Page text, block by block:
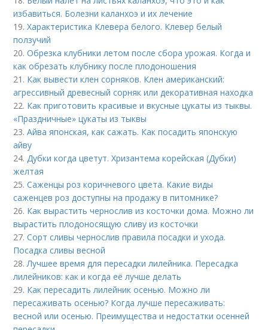
избавиться. Болезни каланхоэ и их лечение
19.Характеристика Клевера белого. Клевер белый
ползучий
20.Обрезка клубники летом после сбора урожая. Когда и
как обрезать клубнику после плодоношения
21. Как вывести клен сорняков. Клен американский:
агрессивный древесный сорняк или декоративная находка
22. Как приготовить красивые и вкусные цукаты из тыквы.
«Праздничные» цукаты из тыквы
23.Айва японская, как сажать. Как посадить японскую
айву
24.Дубки когда цветут. Хризантема корейская (Дубки)
желтая
25.Саженцы роз коричневого цвета. Какие виды
саженцев роз доступны на продажу в питомнике?
26. Как вырастить чернослив из косточки дома. Можно ли
вырастить плодоносящую сливу из косточки
27.Сорт сливы чернослив правила посадки и ухода.
Посадка сливы весной
28.Лучшее время для пересадки лилейника. Пересадка
лилейников: как и когда её лучше делать
29. Как пересадить лилейник осенью. Можно ли
пересаживать осенью? Когда лучше пересаживать:
весной или осенью. Преимущества и недостатки осенней